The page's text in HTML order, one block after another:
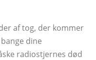
af tog, der kommer
dine
radiostjernes død